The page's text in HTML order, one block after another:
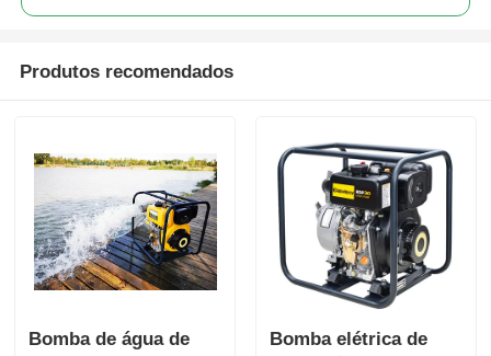
Produtos recomendados
Bomba de água de
Bomba elétrica de